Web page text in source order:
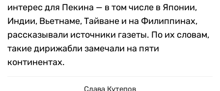
интерес для Пекина — в том числе в Японии,
Индии, Вьетнаме, Тайване и на Филиппинах,
рассказывали источники газеты. По их словам,
такие дирижабли замечали на пяти
континентах.
Слава Кутепов